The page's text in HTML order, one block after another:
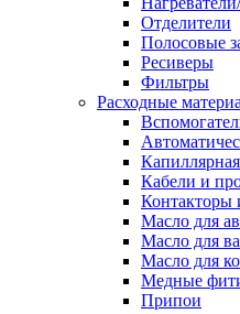
Отделители
Полосовые
Ресиверы
Фильтры
Расходные
Кабели и
Контакторы
Масло для
Масло для
Масло для
Медные
Припои